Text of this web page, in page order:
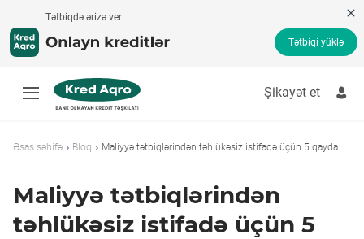
Tətbiqdə ərizə ver
Tətbiqi yüklə
Tez kredit
Kredit kalkulyatoru
Kredit ödənişi
Banksız kredit
İşsizlərə kredit
Şikayət et
Əsas səhifə Bloq Maliyyə tətbiqlərindən təhlükəsiz istifadə üçün 5 qayda
Maliyyə tətbiqlərindən
təhlükəsiz istifadə üçün 5